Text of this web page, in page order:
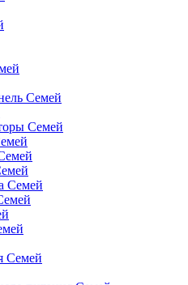
Семей
Семей
Семей
Семей